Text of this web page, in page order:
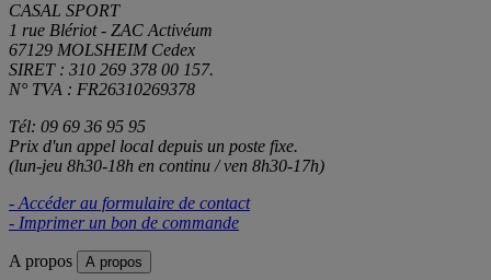
CASAL SPORT
1 rue Blériot - ZAC Activéum
67129 MOLSHEIM Cedex
SIRET : 310 269 378 00 157.
N° TVA : FR26310269378
Tél: 09 69 36 95 95
Prix d'un appel local depuis un poste fixe.
(lun-jeu 8h30-18h en continu / ven 8h30-17h)
- Accéder au formulaire de contact
- Imprimer un bon de commande
A propos A propos